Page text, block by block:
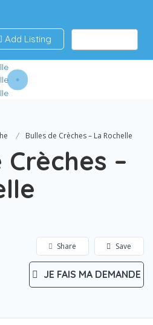
Add Listing
Bulles de Crèches – La Rochelle
–
Save
Share
JE FAIS MA DEMANDE